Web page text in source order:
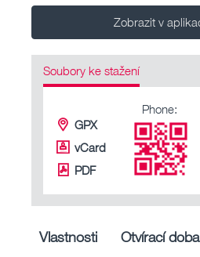
Zobrazit v
Soubory ke stažení
GPX
vCard
PDF
Phone:
Vlastnosti Otvírací doba